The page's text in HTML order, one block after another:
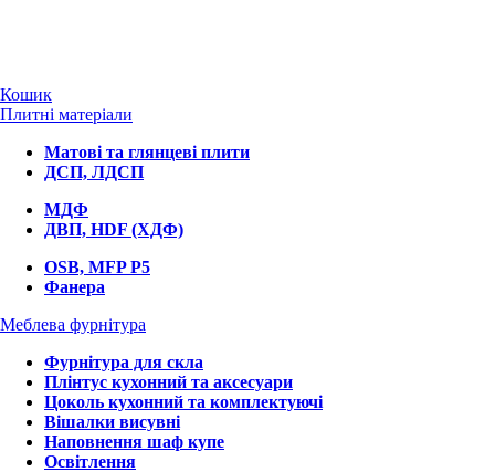
Кошик
Плитні матеріали
Матові та глянцеві плити
ДСП, ЛДСП
МДФ
ДВП, HDF (ХДФ)
OSB, MFP P5
Фанера
Меблева фурнітура
Фурнітура для скла
Плінтус кухонний та аксесуари
Цоколь кухонний та комплектуючі
Вішалки висувні
Наповнення шаф купе
Освітлення